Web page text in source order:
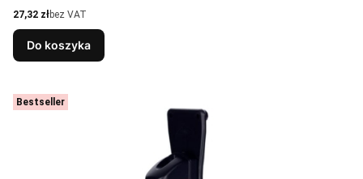
Cena
27,32 złbez VAT
Do koszyka
Bestseller